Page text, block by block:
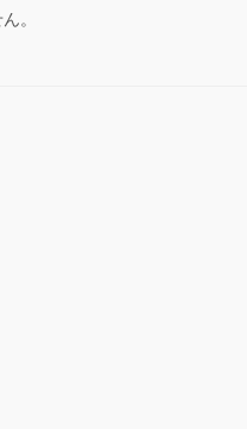
。